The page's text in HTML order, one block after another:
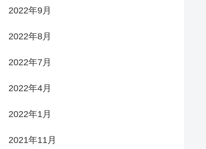
2022年9月
2022年8月
2022年7月
2022年4月
2022年1月
2021年11月